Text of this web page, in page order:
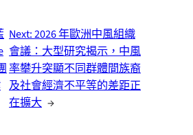
Next:2026 年歐洲中風組織
會議：大型研究揭示，中風
率攀升突顯不同群體間族裔
及社會經濟不平等的差距正
在擴大 →